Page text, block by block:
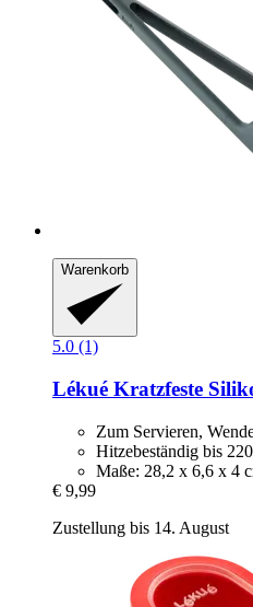
Warenkorb
5.0 (1)
Lékué Kratzfeste
Zum Servieren,
Hitzebeständig bis
Maße: 28,2 x 6,6 x 4
€ 9,99
Zustellung bis 14. August